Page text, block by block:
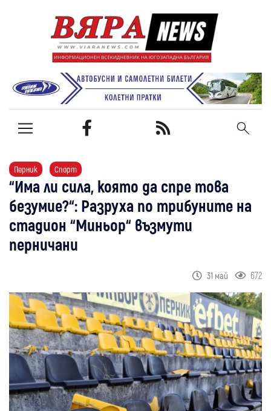
Перник Спорт
“Има ли сила, която да спре това
безумие?“: Разруха по трибуните на
стадион “Миньор“ възмути
перничани
31 май 672